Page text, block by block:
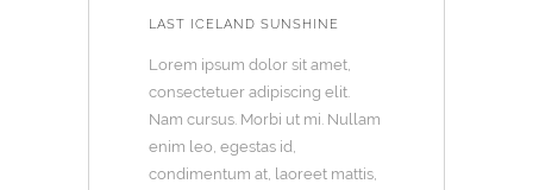
LAST ICELAND SUNSHINE
Lorem ipsum dolor sit amet,
consectetuer adipiscing elit.
Nam cursus. Morbi ut mi. Nullam
enim leo, egestas id,
condimentum at, laoreet mattis,